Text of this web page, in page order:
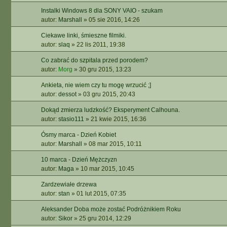
Instalki Windows 8 dla SONY VAIO - szukam
autor: Marshall » 05 sie 2016, 14:26
Ciekawe linki, śmieszne filmiki.
autor: slaq » 22 lis 2011, 19:38
Co zabrać do szpitala przed porodem?
autor: Morg » 30 gru 2015, 13:23
Ankieta, nie wiem czy tu mogę wrzucić ;]
autor: dessot» 03 gru 2015, 20:43
Dokąd zmierza ludzkość? Eksperyment Calhouna.
autor: stasio111 » 21 kwie 2015, 16:36
Ósmy marca - Dzień Kobiet
autor: Marshall » 08 mar 2015, 10:11
10 marca - Dzień Mężczyzn
autor: Maga » 10 mar 2015, 10:45
Zardzewiałe drzewa
autor: stan » 01 lut 2015, 07:35
Aleksander Doba może zostać Podróżnikiem Roku
autor: Sikor » 25 gru 2014, 12:29